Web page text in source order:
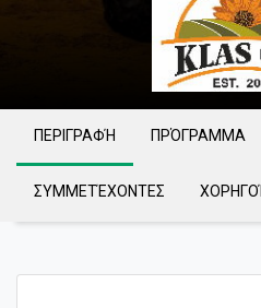
ΠΕΡΙΓΡΑΦΉ ΠΡΌΓΡΑΜΜΑ
ΣΥΜΜΕΤΈΧΟΝΤΕΣ ΧΟΡΗΓΟΊ